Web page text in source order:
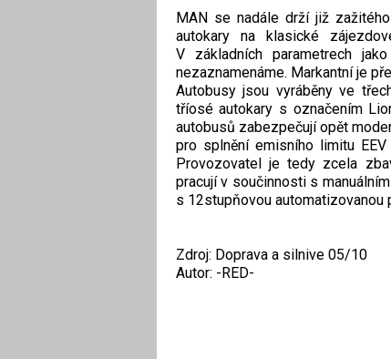
MAN se nadále drží již
autokary na klasické
V základních parametrech
nezaznamenáme. Markantní je
Autobusy jsou vyráběny ve
tříosé autokary s označením
autobusů zabezpečují opět
pro splnění emisního limitu
Provozovatel je tedy zcela
pracují v součinnosti s
s 12stupňovou automatizovanou
Zdroj: Doprava a silnive 05/10
Autor: -RED-